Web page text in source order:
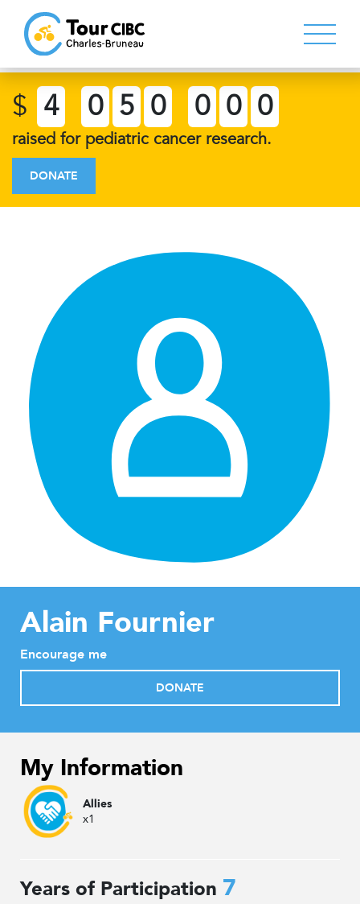
$ 4 0 5 0 0 0 0
raised for pediatric cancer research.
DONATE
Alain Fournier
Encourage me
DONATE
My Information
Allies
x1
Years of Participation 7